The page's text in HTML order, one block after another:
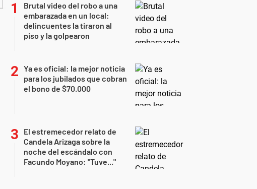
Brutal video del robo a una
embarazada en un local:
delincuentes la tiraron al
piso y la golpearon
Ya es oficial: la mejor noticia
para los jubilados que cobran
el bono de $70.000
El estremecedor relato de
Candela Arizaga sobre la
noche del escándalo con
Facundo Moyano: "Tuve..."